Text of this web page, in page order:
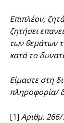
Επιπλέον,
ζητήσει
των θεμάτων
κατά το
Είμαστε στη
πληροφορία/
[1] Αριθμ.